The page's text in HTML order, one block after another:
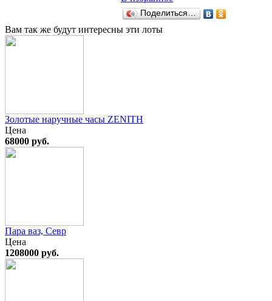
Поделиться…
Вам так же будут интересны эти лоты
Золотые наручные часы ZENITH
Цена
68000 руб.
Пара ваз, Севр
Цена
1208000 руб.